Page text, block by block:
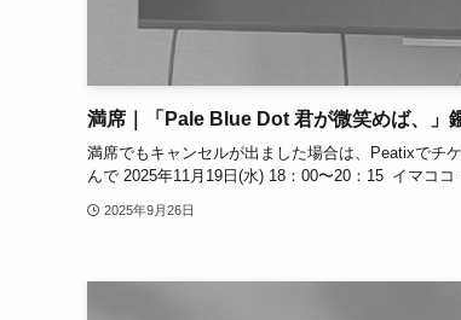
満席｜「Pale Blue Dot 君が微笑めば、」
満席でもキャンセルが出ました場合は、Peatixでチ
んで 2025年11月19日(水) 18：00〜20：15 イマコ
2025年9月26日